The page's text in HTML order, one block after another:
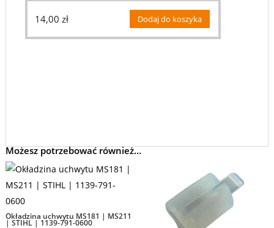
14,00 zł Dodaj do koszyka
Możesz potrzebować również…
Okładzina uchwytu MS181 | MS211
| STIHL | 1139-791-0600